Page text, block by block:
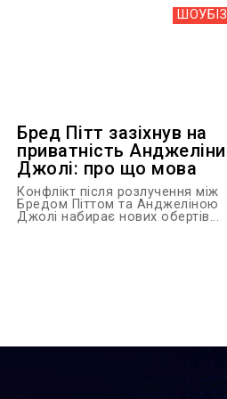
ШОУБIЗ
Бред Пітт зазіхнув на
приватність Анджеліни
Джолі: про що мова
Конфлікт після розлучення між
Бредом Піттом та Анджеліною
Джолі набирає нових обертів...